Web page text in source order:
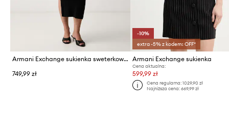
Armani Exchange sukienka sweterkowa z wiskozą
749,99 zł
-10%
extra -5% z kodem: OFF*
Armani Exchange sukienka
Cena aktualna:
599,99 zł
Cena regularna: 1029,90 zł
Najniższa cena: 669,99 zł